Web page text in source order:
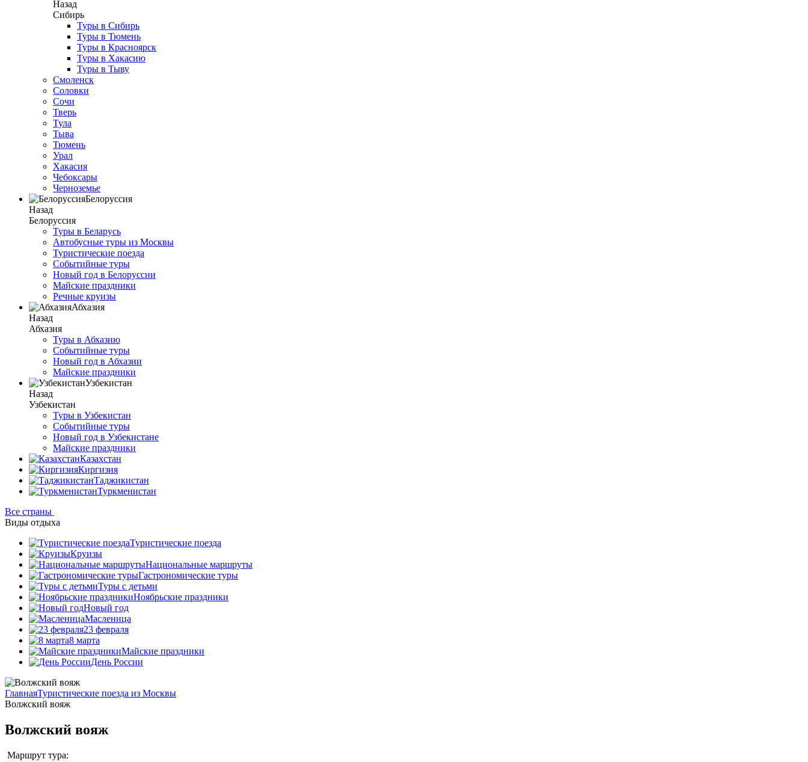
Назад
Сибирь
Туры в Сибирь
Туры в Тюмень
Туры в Красноярск
Туры в Хакасию
Туры в Тыву
Смоленск
Соловки
Сочи
Тверь
Тула
Тыва
Тюмень
Урал
Хакасия
Чебоксары
Черноземье
Белоруссия
Назад
Белоруссия
Туры в Беларусь
Автобусные туры из Москвы
Туристические поезда
Событийные туры
Новый год в Белоруссии
Майские праздники
Речные круизы
Абхазия
Назад
Абхазия
Туры в Абхазию
Событийные туры
Новый год в Абхазии
Майские праздники
Узбекистан
Назад
Узбекистан
Туры в Узбекистан
Событийные туры
Новый год в Узбекистане
Майские праздники
Казахстан
Киргизия
Таджикистан
Туркменистан
Все страны
Виды отдыха
Туристические поезда
Круизы
Национальные маршруты
Гастрономические туры
Туры с детьми
Ноябрьские праздники
Новый год
Масленица
23 февраля
8 марта
Майские праздники
День России
ГлавнаяТуристические поезда из Москвы
Волжский вояж
Волжский вояж
Маршрут тура: